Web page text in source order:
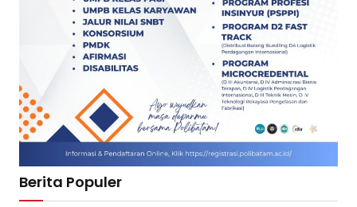
Berita Populer